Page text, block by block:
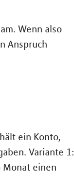
Wenn also
Anspruch
ein Konto,
Variante 1:
einen